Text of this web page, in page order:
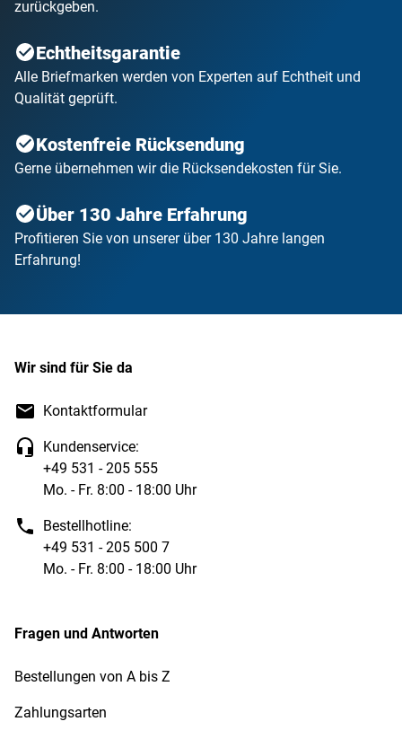
zurückgeben.
Echtheitsgarantie
Alle Briefmarken werden von Experten auf Echtheit und
Qualität geprüft.
Kostenfreie Rücksendung
Gerne übernehmen wir die Rücksendekosten für Sie.
Über 130 Jahre Erfahrung
Profitieren Sie von unserer über 130 Jahre langen
Erfahrung!
Wir sind für Sie da
Kontaktformular
Kundenservice:
+49 531 - 205 555
Mo. - Fr. 8:00 - 18:00 Uhr
Bestellhotline:
+49 531 - 205 500 7
Mo. - Fr. 8:00 - 18:00 Uhr
Fragen und Antworten
Bestellungen von A bis Z
Zahlungsarten